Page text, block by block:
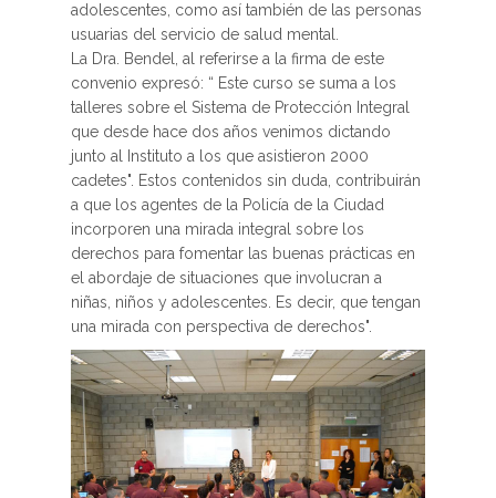
adolescentes, como así también de las personas
usuarias del servicio de salud mental.
La Dra. Bendel, al referirse a la firma de este
convenio expresó: “ Este curso se suma a los
talleres sobre el Sistema de Protección Integral
que desde hace dos años venimos dictando
junto al Instituto a los que asistieron 2000
cadetes". Estos contenidos sin duda, contribuirán
a que los agentes de la Policía de la Ciudad
incorporen una mirada integral sobre los
derechos para fomentar las buenas prácticas en
el abordaje de situaciones que involucran a
niñas, niños y adolescentes. Es decir, que tengan
una mirada con perspectiva de derechos".